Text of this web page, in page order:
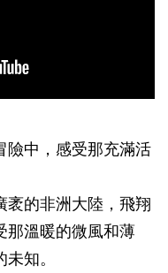
險中，感受那充滿活
袤的非洲大陸，飛翔
那溫暖的微風和薄
知。